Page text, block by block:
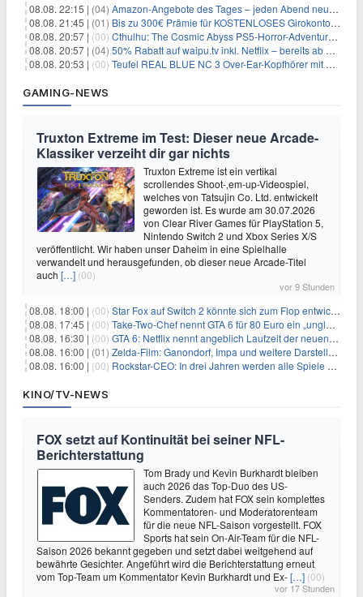
08.08. 22:15 | (04) Amazon-Angebote des Tages – jeden Abend neue Deals zum Stöbern
08.08. 21:45 | (01) Bis zu 300€ Prämie für KOSTENLOSES Girokonto bei der Santander – 50€ schon nach 1 Woche!
08.08. 20:57 | (00) Cthulhu: The Cosmic Abyss PS5-Horror-Adventure für 27,99€
08.08. 20:57 | (04) 50% Rabatt auf waipu.tv inkl. Netflix – bereits ab 9€/Monat (statt 17,99€)
08.08. 20:53 | (00) Teufel REAL BLUE NC 3 Over-Ear-Kopfhörer mit ANC für 149,99€
GAMING-NEWS
Truxton Extreme im Test: Dieser neue Arcade-
Klassiker verzeiht dir gar nichts
Truxton Extreme ist ein vertikal
scrollendes Shoot-‚em-up-Videospiel,
welches von Tatsujin Co. Ltd. entwickelt
geworden ist. Es wurde am 30.07.2026
von Clear River Games für PlayStation 5,
Nintendo Switch 2 und Xbox Series X/S
veröffentlicht. Wir haben unser Daheim in eine Spielhalle
verwandelt und herausgefunden, ob dieser neue Arcade-Titel
auch […] (00)
vor 9 Stunden
08.08. 18:00 | (00) Star Fox auf Switch 2 könnte sich zum Flop entwickeln
08.08. 17:45 | (00) Take-Two-Chef nennt GTA 6 für 80 Euro ein „unglaubliches Schnäppchen“
08.08. 16:30 | (00) GTA 6: Netflix nennt angeblich Laufzeit der neuen Gameplay-Präsentation
08.08. 16:00 | (01) Zelda-Film: Ganondorf, Impa und weitere Darsteller sollen feststehen
08.08. 16:00 | (00) Rockstar-CEO: In drei Jahren werden alle Spiele gestreamt
KINO/TV-NEWS
FOX setzt auf Kontinuität bei seiner NFL-
Berichterstattung
Tom Brady und Kevin Burkhardt bleiben
auch 2026 das Top-Duo des US-
Senders. Zudem hat FOX sein komplettes
Kommentatoren- und Moderatorenteam
für die neue NFL-Saison vorgestellt. FOX
Sports hat sein On-Air-Team für die NFL-
Saison 2026 bekannt gegeben und setzt dabei weitgehend auf
bewährte Gesichter. Angeführt wird die Berichterstattung erneut
vom Top-Team um Kommentator Kevin Burkhardt und Ex-[…] (00)
vor 17 Stunden